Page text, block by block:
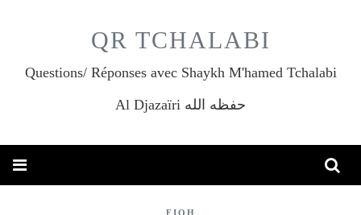
QR TCHALABI
Questions/ Réponses avec Shaykh M'hamed Tchalabi
Al Djazaïri حفظه الله
FIQH